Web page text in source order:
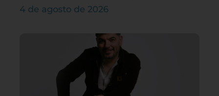
4 de agosto de 2026